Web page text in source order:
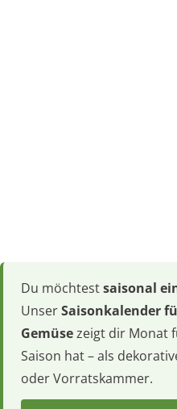
Du möchtestsaisonal
UnserSaisonkalender
Gemüsezeigt dir Monat
Saison hat – als
oder Vorratskammer.